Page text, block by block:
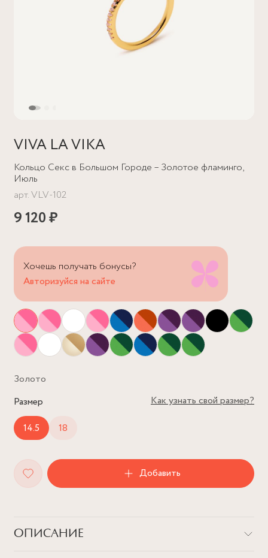
VIVA LA VIKA
Кольцо Секс в Большом Городе – Золотое фламинго,
Июль
арт.VLV-102
9 120 ₽
Хочешь получать бонусы?
Авторизуйся на сайте
Золото
Размер
14.5
18
Как узнать свой размер?
Добавить
ОПИСАНИЕ